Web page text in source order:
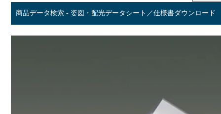
商品データ検索 - 姿図・配光データシート／仕様書ダウンロード